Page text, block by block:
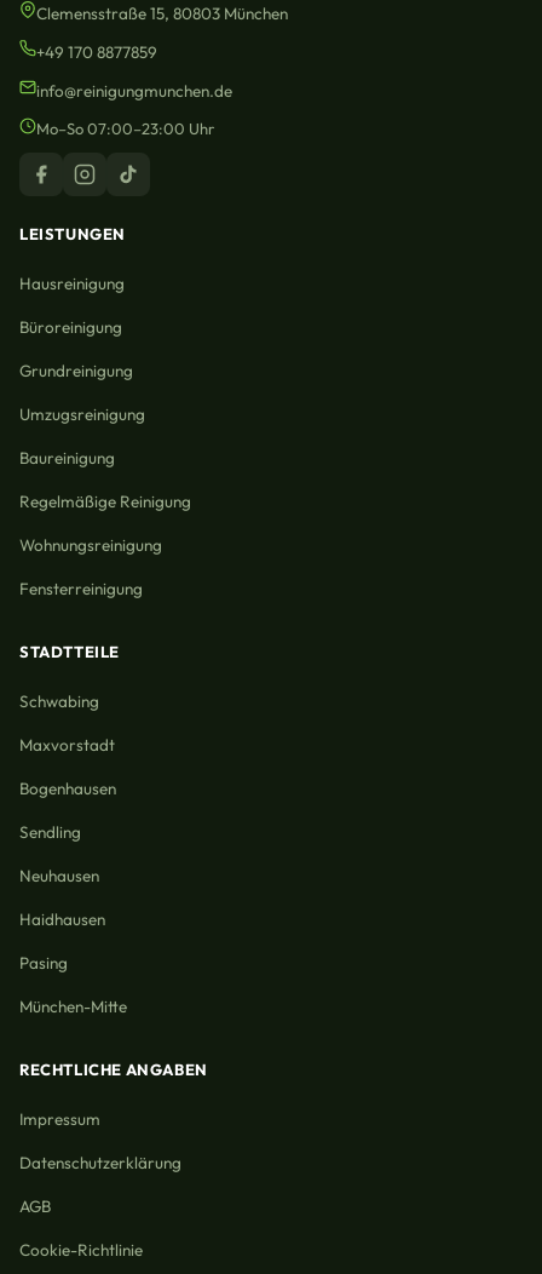
Clemensstraße 15, 80803 München
+49 170 8877859
info@reinigungmunchen.de
Mo–So 07:00–23:00 Uhr
LEISTUNGEN
Hausreinigung
Büroreinigung
Grundreinigung
Umzugsreinigung
Baureinigung
Regelmäßige Reinigung
Wohnungsreinigung
Fensterreinigung
STADTTEILE
Schwabing
Maxvorstadt
Bogenhausen
Sendling
Neuhausen
Haidhausen
Pasing
München-Mitte
RECHTLICHE ANGABEN
Impressum
Datenschutzerklärung
AGB
Cookie-Richtlinie